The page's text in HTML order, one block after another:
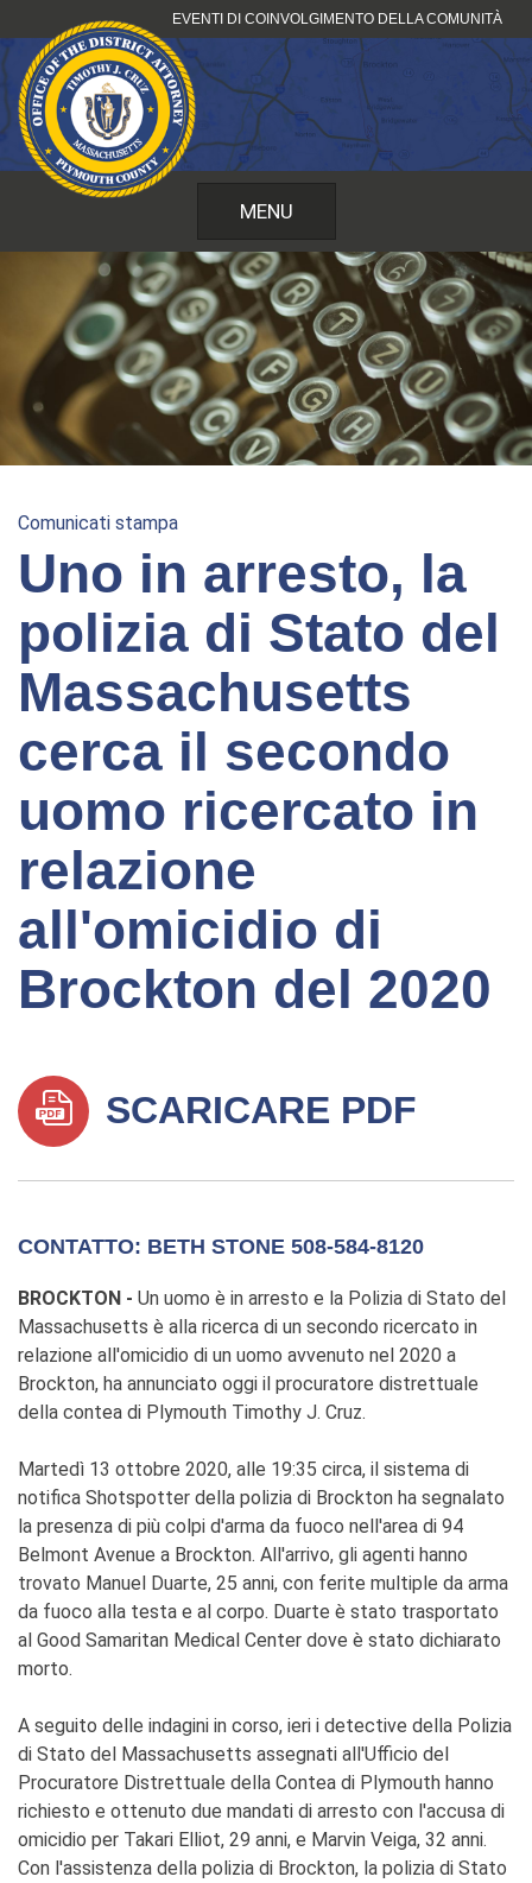
al
contenuto
EVENTI DI COINVOLGIMENTO DELLA COMUNITÀ
MENU
Comunicati stampa
Uno in arresto, la
polizia di Stato del
Massachusetts
cerca il secondo
uomo ricercato in
relazione
all'omicidio di
Brockton del 2020
SCARICARE PDF
CONTATTO: BETH STONE 508-584-8120
BROCKTON - Un uomo è in arresto e la Polizia di Stato del
Massachusetts è alla ricerca di un secondo ricercato in
relazione all'omicidio di un uomo avvenuto nel 2020 a
Brockton, ha annunciato oggi il procuratore distrettuale
della contea di Plymouth Timothy J. Cruz.
Martedì 13 ottobre 2020, alle 19:35 circa, il sistema di
notifica Shotspotter della polizia di Brockton ha segnalato
la presenza di più colpi d'arma da fuoco nell'area di 94
Belmont Avenue a Brockton. All'arrivo, gli agenti hanno
trovato Manuel Duarte, 25 anni, con ferite multiple da arma
da fuoco alla testa e al corpo. Duarte è stato trasportato
al Good Samaritan Medical Center dove è stato dichiarato
morto.
A seguito delle indagini in corso, ieri i detective della Polizia
di Stato del Massachusetts assegnati all'Ufficio del
Procuratore Distrettuale della Contea di Plymouth hanno
richiesto e ottenuto due mandati di arresto con l'accusa di
omicidio per Takari Elliot, 29 anni, e Marvin Veiga, 32 anni.
Con l'assistenza della polizia di Brockton, la polizia di Stato